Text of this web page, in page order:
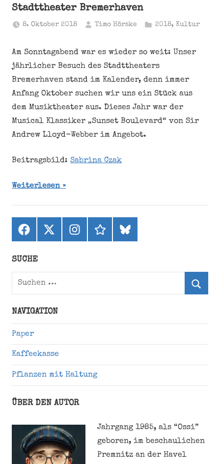
Stadttheater Bremerhaven
8. Oktober 2018 Timo Hörske 2018, Kultur
Am Sonntagabend war es wieder so weit: Unser
jährlicher Besuch des Stadttheaters
Bremerhaven stand im Kalender, denn immer
Anfang Oktober suchen wir uns ein Stück aus
dem Musiktheater aus. Dieses Jahr war der
Musical Klassiker „Sunset Boulevard“ von Sir
Andrew Lloyd-Webber im Angebot.
Beitragsbild: Sabrina Czak
Weiterlesen
Facebook
X
(ehemals
Instagramthreadsbluesky
SUCHE
Suchen
NAVIGATION
Paper
Kaffeekasse
Pflanzen mit Haltung
ÜBER DEN AUTOR
Jahrgang 1985, als “Ossi”
geboren, im beschaulichen
Premnitz an der Havel